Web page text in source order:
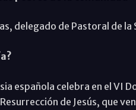
delegado de Pastoral de la
española celebra en el VI
de Jesús, que